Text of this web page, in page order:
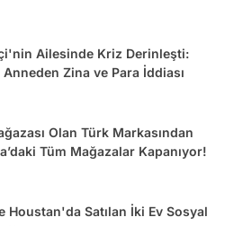
Ailesinde Kriz Derinleşti:
Zina ve Para İddiası
Olan Türk Markasından
Tüm Mağazalar Kapanıyor!
Houstan'da Satılan İki Ev Sosyal